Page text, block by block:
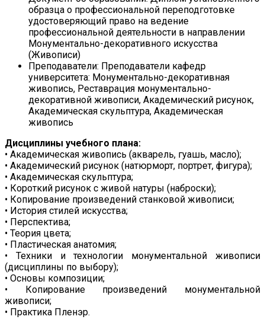
образца о профессиональной переподготовке
удостоверяющий право на ведение
профессиональной деятельности в направлении
Монументально-декоративного искусства
(Живописи)
Преподаватели: Преподаватели кафедр
университета: Монументально-декоративная
живопись, Реставрация монументально-
декоративной живописи, Академический рисунок,
Академическая скульптура, Академическая
живопись
Дисциплины учебного плана:
• Академическая живопись (акварель, гуашь, масло);
• Академический рисунок (натюрморт, портрет, фигура);
• Академическая скульптура;
• Короткий рисунок с живой натуры (наброски);
• Копирование произведений станковой живописи;
• История стилей искусства;
• Перспектива;
• Теория цвета;
• Пластическая анатомия;
• Техники и технологии монументальной живописи
(дисциплины по выбору);
• Основы композиции;
• Копирование произведений монументальной
живописи;
• Практика Пленэр.